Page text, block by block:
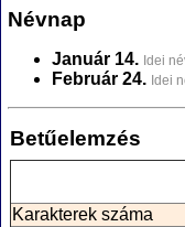
Névnap
Január 14. Idei
Február 24. Idei
Betűelemzés
Karakterek száma